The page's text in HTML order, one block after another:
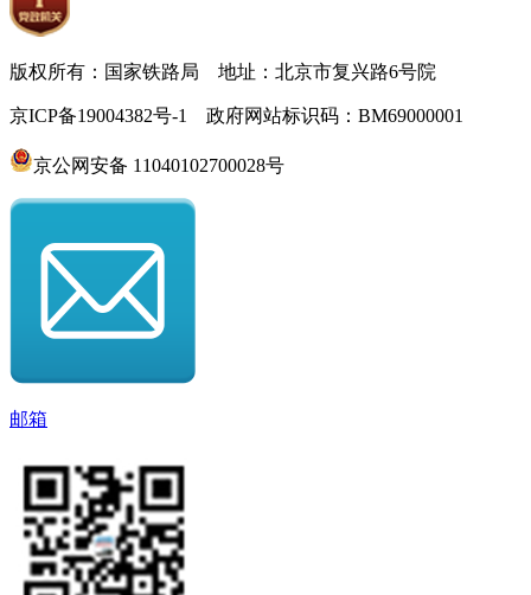
版权所有：国家铁路局 地址：北京市复兴路6号院
京ICP备19004382号-1 政府网站标识码：BM69000001
京公网安备 11040102700028号
邮箱